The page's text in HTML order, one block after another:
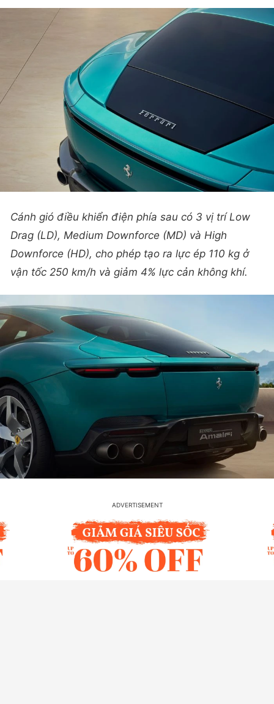
Cánh gió điều khiển điện phía sau có 3 vị trí Low
Drag (LD), Medium Downforce (MD) và High
Downforce (HD), cho phép tạo ra lực ép 110 kg ở
vận tốc 250 km/h và giảm 4% lực cản không khí.